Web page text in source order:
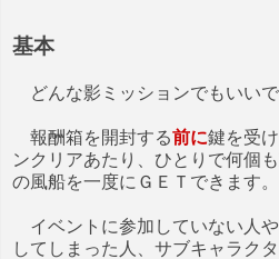
基本
どんな影ミッションでもいいで
報酬箱を開封する前に鍵を受
ンクリアあたり、ひとりで何個
の風船を一度にＧＥＴできます。
イベントに参加していない人
してしまった人、サブキャラク